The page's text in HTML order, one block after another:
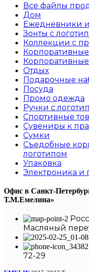
Все файлы
Дом
Ежедневники
Зонты с
Коллекции с
Отдых
Подарочные
Посуда
Промо одежда
Ручки с
Спортивные
Сувениры к
Сумки
Съедобные
логотипом
Упаковка
Электроника и
Офис в Санкт-
Т.М.Емелина»
Масляный
72-29